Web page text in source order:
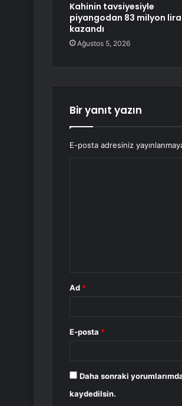
Kahinin tavsiyesiyle
piyangodan 83 milyon lira
kazandı
Ağustos 5, 2026
Bir yanıt yazın
E-posta adresiniz
Ad *
E-posta *
Daha sonraki
kaydedilsin.